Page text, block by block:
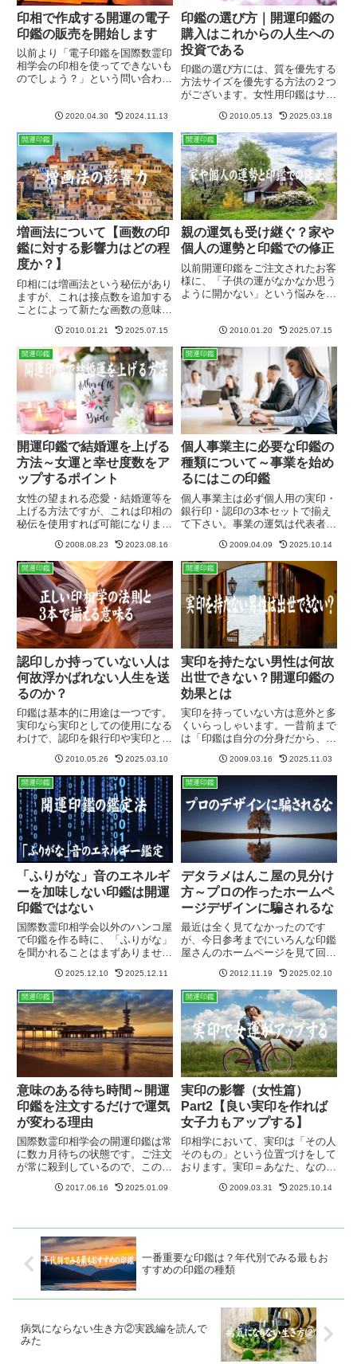
印相で作成する開運の電子
印鑑の販売を開始します
以前より「電子印鑑を国際数霊印
相学会の印相を使ってできないも
のでしょう？」という問い合わせ
な予定はなかったのですが、ここ
にきてテレワークや在宅勤務が増
え、また時代とともにコンピュ
ー...
2020.04.30 2024.11.13
印鑑の選び方｜開運印鑑の
購入はこれからの人生への
投資である
印鑑の選び方には、質を優先する
方法サイズを優先する方法の２つ
がございます。女性用印鑑はサイ
薩摩上柘（特級）か御蔵本柘か、
の二つしか選択肢がありません
が、男性用はサイズがたくさんあ
りますので、迷っておられる方も
大...
2010.05.13 2025.03.18
開運印鑑
増画法について【画数の印
鑑に対する影響力はどの程
度か？】
印相には増画法という秘伝があり
ますが、これは接点数を追加する
ことによって新たな画数の意味を
チと書体が交わる接点を接点数と
呼び、この接点数を1画と表しま
す。例えば13画をもともと持っ
ている画数があったとして、１
2010.01.21 2025.07.15
開運印鑑
親の運気も受け継ぐ？家や
個人の運勢と印鑑での修正
以前開運印鑑をご注文されたお客
様に、「子供の運がなかなか思う
ように開かない」という悩みをお
すが、お子様の数霊を調べるとそ
れほど運勢は悪くない。そこで今
度は奥様の方を鑑定してみると、
子...
2010.01.20 2025.07.15
開運印鑑
開運印鑑で結婚運を上げる
方法～女運と幸せ度数をア
ップするポイント
女性の望まれる恋愛・結婚運等を
上げる方法ですが、これは印相の
秘伝を使用すれば可能になりま
ポイント（ツボ）がありまして、
ズバリそこにエネルギーを集中さ
せる彫り方をすればその運気を強
く押し出すことが可能になりま
す。
2008.08.23 2023.08.16
開運印鑑
個人事業主に必要な印鑑の
種類について～事業を始め
るにはこの印鑑
個人事業主は必ず個人用の実印・
銀行印・認印の3本セットで揃え
て下さい。事業の運気は代表者の
で運勢の土台をしっかりと構築す
る必要があります。しかし、事業
が大きくなり、人を雇う場合は実
印もあった方が良いでしょう。
2009.04.09 2025.10.14
開運印鑑
認印しか持っていない人は
何故浮かばれない人生を送
るのか？
印鑑は基本的に用途は一つです。
実印なら実印としての使用になる
わけで、認印を銀行印や実印とし
ん印相上での話しです。用途に応
じた印鑑のサイズと彫り方がある
現実的には認印を銀行印として登
録することはできますが、その
よ...
2010.05.26 2025.03.10
開運印鑑
実印を持たない男性は何故
出世できない？開運印鑑の
効果とは
実印を持っていない方は意外と多
くいらっしゃいます。一昔前まで
は「印鑑は自分の分身だから、し
ダメだ。」と言われていたもので
すから、その時代の人達の方が大
切にしていらっしゃる気が致しま
す。やはりメディアが発達し、
デ...
2009.03.16 2025.11.03
開運印鑑
「ふりがな」音のエネルギ
ーを加味しない印鑑は開運
印鑑ではない
国際数霊印相学会以外のハンコ屋
で印鑑を作る時に、「ふりがな」
を聞かれることはまずありませ
生年月日だけです。それは何故か
というと、自称開運印鑑屋では画
数での判断しかしないからであ
り、さらに生年月日を聞かれて
も、実...
2025.12.10 2025.12.11
開運印鑑
デタラメはんこ屋の見分け
方～プロの作ったホームペ
ージデザインに騙されるな
最近は全く見てなかったのです
が、今日参考までにいろんな印鑑
屋さんのホームページを見て回っ
インの進化には目を見張るものが
あります。「プロに頼めばここま
でのデザイン性の高いサイトがで
きるのか？」と驚くばかりです。
国...
2012.11.19 2025.02.10
開運印鑑
意味のある待ち時間～開運
印鑑を注文するだけで運気
が変わる理由
国際数霊印相学会の開運印鑑は常
に数カ月待ちの状態です。ご注文
が常に殺到しているので、この先
す。いろいろと紹介されたり、口
すが、その分お客様には長くお待
2017.06.16 2025.01.09
開運印鑑
実印の影響（女性篇）
Part2【良い実印を作れば
女子力もアップする】
印相学において、実印は「その人
そのもの」という位置づけをして
おります。実印＝あなた、なので
に比べて影響力が強い、というこ
様の印鑑は3本セットなのに、
2009.03.31 2025.10.14
一番重要な印鑑は？年代別でみる最もお
すすめの印鑑の種類
病気にならない生き方②実践編を読んで
みた